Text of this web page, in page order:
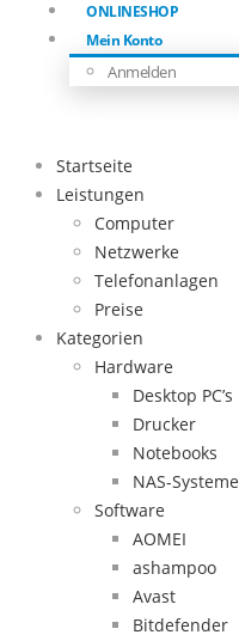
ONLINESHOP
Mein Konto
Anmelden
Startseite
Leistungen
Computer
Netzwerke
Telefonanlagen
Preise
Kategorien
Hardware
Desktop PC’s
Drucker
Notebooks
NAS-Systeme
Software
AOMEI
ashampoo
Avast
Bitdefender